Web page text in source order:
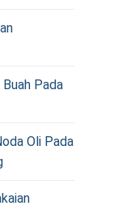
Pada
Oli Pada